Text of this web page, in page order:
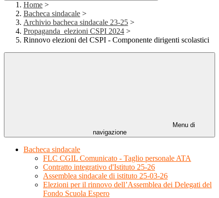
Home >
Bacheca sindacale >
Archivio bacheca sindacale 23-25 >
Propaganda_elezioni CSPI 2024 >
Rinnovo elezioni del CSPI - Componente dirigenti scolastici
Menu di
navigazione
Bacheca sindacale
FLC CGIL Comunicato - Taglio personale ATA
Contratto integrativo d'Istituto 25-26
Assemblea sindacale di istituto 25-03-26
Elezioni per il rinnovo dell’Assemblea dei Delegati del
Fondo Scuola Espero